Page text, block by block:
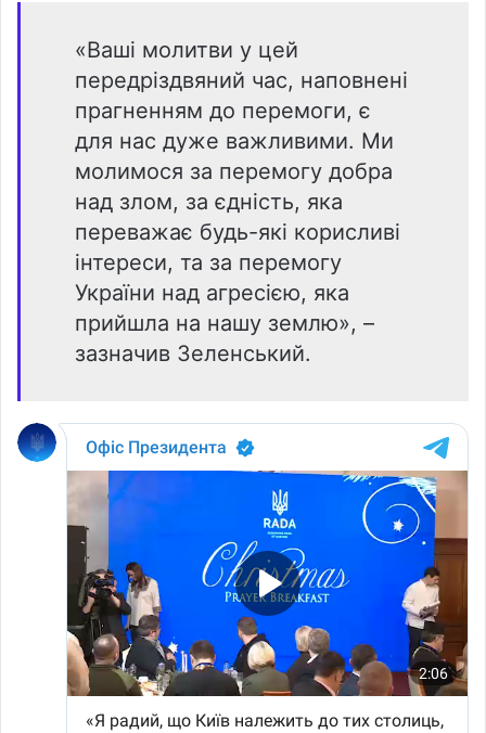
«Ваші молитви у цей
передріздвяний час, наповнені
прагненням до перемоги, є
для нас дуже важливими. Ми
молимося за перемогу добра
над злом, за єдність, яка
переважає будь-які корисливі
інтереси, та за перемогу
України над агресією, яка
прийшла на нашу землю», –
зазначив Зеленський.